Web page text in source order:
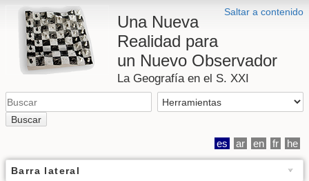
Saltar a contenido
Una Nueva
Realidad para
un Nuevo Observador
La Geografía en el S. XXI
Buscar
es ar en fr he
Barra lateral